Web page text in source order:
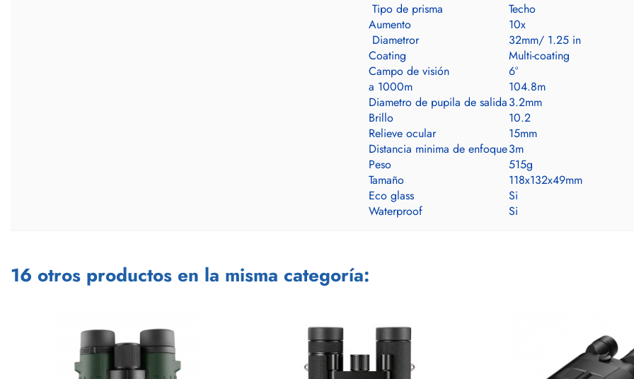
Tipo de prisma
Techo
Aumento
10x
Diametror
32mm/ 1.25 in
Coating
Multi-coating
Campo de visión
6°
a 1000m
104.8m
Diametro de pupila de salida3.2mm
Brillo
10.2
Relieve ocular
15mm
Distancia minima de enfoque3m
Peso
515g
Tamaño
118x132x49mm
Eco glass
Si
Waterproof
Si
16 otros productos en la misma categoría: